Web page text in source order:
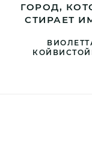
ГОРОД,
СТИРАЕТ